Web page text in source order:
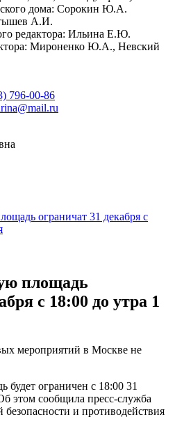
дома: Сорокин Ю.А.
А.И.
редактора: Ильина Е.Ю.
Мироненко Ю.А., Невский
796-00-86
ограничат 31 декабря с
площадь
с 18:00 до утра 1
мероприятий в Москве не
ограничен с 18:00 31
этом сообщила пресс-служба
безопасности и противодействия